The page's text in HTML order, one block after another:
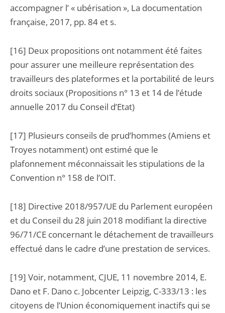
accompagner l’ « ubérisation », La documentation
française, 2017, pp. 84 et s.
[16] Deux propositions ont notamment été faites
pour assurer une meilleure représentation des
travailleurs des plateformes et la portabilité de leurs
droits sociaux (Propositions n° 13 et 14 de l’étude
annuelle 2017 du Conseil d’Etat)
[17] Plusieurs conseils de prud’hommes (Amiens et
Troyes notamment) ont estimé que le
plafonnement méconnaissait les stipulations de la
Convention n° 158 de l’OIT.
[18] Directive 2018/957/UE du Parlement européen
et du Conseil du 28 juin 2018 modifiant la directive
96/71/CE concernant le détachement de travailleurs
effectué dans le cadre d’une prestation de services.
[19] Voir, notamment, CJUE, 11 novembre 2014, E.
Dano et F. Dano c. Jobcenter Leipzig, C-333/13 : les
citoyens de l’Union économiquement inactifs qui se